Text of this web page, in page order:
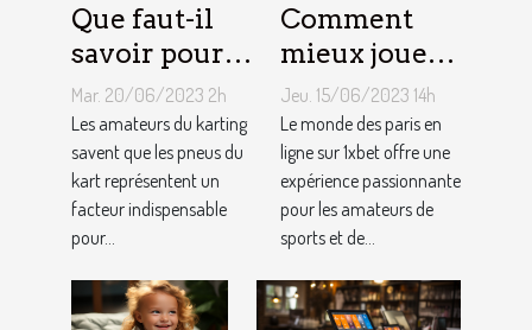
Que faut-il
savoir pour
un meilleur
ajustement
de la
pression des
pneus de
Kart ?
Mar. 20/06/2023 2h
Les amateurs du karting
savent que les pneus du
kart représentent un
facteur indispensable
pour...
Comment
mieux jouer
pour gagner
au jeu
1XBET ?
Jeu. 15/06/2023 14h
Le monde des paris en
ligne sur 1xbet offre une
expérience passionnante
pour les amateurs de
sports et de...